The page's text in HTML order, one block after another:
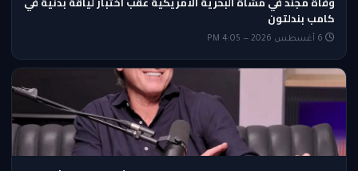
كامب بندلتون